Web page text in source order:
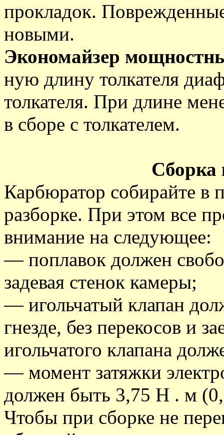
прокладок.
новыми.
Экономайзер
ную длину толкателя
толкателя. При длине
в сборе с толкателем.
Сборка
Карбюратор собирайте в
разборке. При этом все
внимание на следующее:
— поплавок должен
задевая стенок камеры;
— игольчатый клапан
гнезде, без перекосов и
игольчатого клапана
— момент затяжки
должен быть 3,75 Н . м
Чтобы при сборке не